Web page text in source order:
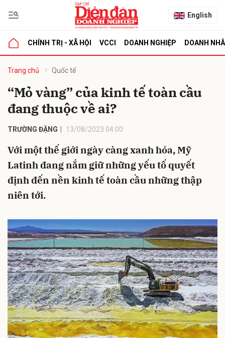
English
CHÍNH TRỊ - XÃ HỘI VCCI DOANH NGHIỆP DOANH
Trang chủ Quốc tế
“Mỏ vàng” của kinh tế toàn cầu
đang thuộc về ai?
TRƯỜNG ĐẶNG 13/08/2023 04:00
Với một thế giới ngày càng xanh hóa, Mỹ
Latinh đang nắm giữ những yếu tố quyết
định đến nền kinh tế toàn cầu những thập
niên tới.
luận
Hủy